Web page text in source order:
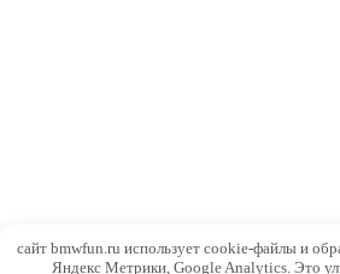
сайт bmwfun.ru использует cookie-файлы и
Яндекс Метрики, Google Analytics. Это